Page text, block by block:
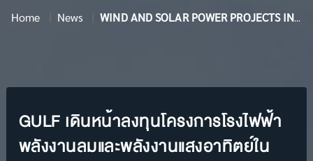
Home News WIND AND SOLAR POWER PROJECTS IN VIETNAM
GULF เดินหน้าลงทุนโครงการโรงไฟฟ้า
พลังงานลมและพลังงานแสงอาทิตย์ใน